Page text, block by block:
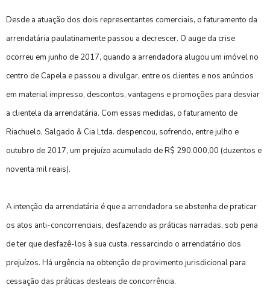
Desde a atuação dos dois representantes comerciais, o faturamento da
arrendatária paulatinamente passou a decrescer. O auge da crise
ocorreu em junho de 2017, quando a arrendadora alugou um imóvel no
centro de Capela e passou a divulgar, entre os clientes e nos anúncios
em material impresso, descontos, vantagens e promoções para desviar
a clientela da arrendatária. Com essas medidas, o faturamento de
Riachuelo, Salgado & Cia Ltda. despencou, sofrendo, entre julho e
outubro de 2017, um prejuízo acumulado de R$ 290.000,00 (duzentos e
noventa mil reais).
A intenção da arrendatária é que a arrendadora se abstenha de praticar
os atos anti-concorrenciais, desfazendo as práticas narradas, sob pena
de ter que desfazê-los à sua custa, ressarcindo o arrendatário dos
prejuízos. Há urgência na obtenção de provimento jurisdicional para
cessação das práticas desleais de concorrência.